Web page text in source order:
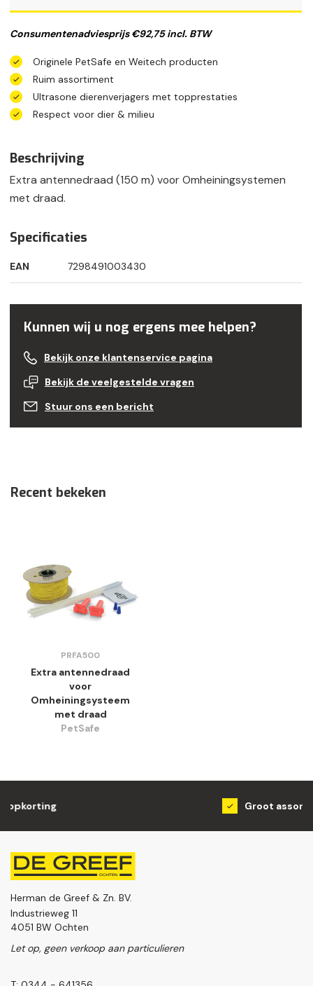
Consumentenadviesprijs €92,75 incl. BTW
Originele PetSafe en Weitech producten
Ruim assortiment
Ultrasone dierenverjagers met topprestaties
Respect voor dier & milieu
Beschrijving
Extra antennedraad (150 m) voor Omheiningsystemen
met draad.
Specificaties
EAN 7298491003430
Kunnen wij u nog ergens mee helpen?
Bekijk onze klantenservice pagina
Bekijk de veelgestelde vragen
Stuur ons een bericht
Recent bekeken
PRFA500
Extra antennedraad
voor
Omheiningsysteem
met draad
PetSafe
Herman de Greef & Zn. BV.
Industrieweg 11
4051 BW Ochten
Let op, geen verkoop aan particulieren